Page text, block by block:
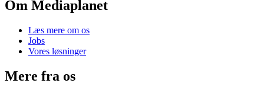
Om Mediaplanet
Læs mere om os
Jobs
Vores løsninger
Mere fra os